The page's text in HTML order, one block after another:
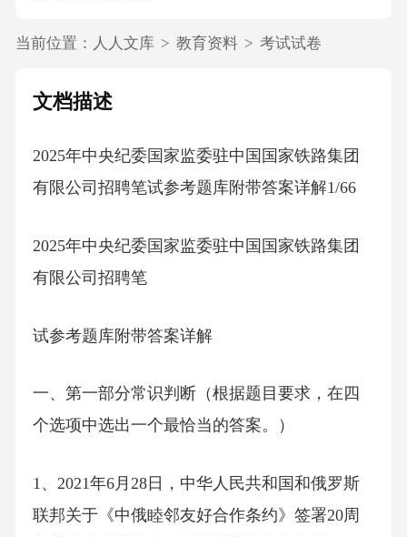
当前位置： 人人文库 > 教育资料 > 考试试卷
文档描述
2025年中央纪委国家监委驻中国国家铁路集团
有限公司招聘笔试参考题库附带答案详解1/66
2025年中央纪委国家监委驻中国国家铁路集团
有限公司招聘笔
试参考题库附带答案详解
一、第一部分常识判断（根据题目要求，在四
个选项中选出一个最恰当的答案。）
1、2021年6月28日，中华人民共和国和俄罗斯
联邦关于《中俄睦邻友好合作条约》签署20周